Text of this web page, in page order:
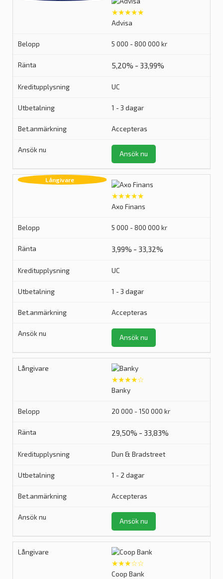
★★★★★
Advisa
5 000 - 800 000 kr
5,20% - 33,99%
UC
1 - 3 dagar
Accepteras
Ansök nu
★★★★★
Axo Finans
5 000 - 800 000 kr
3,99% - 33,32%
UC
1 - 3 dagar
Accepteras
Ansök nu
★★★★☆
Banky
20 000 - 150 000 kr
29,50% - 33,83%
Dun & Bradstreet
1 - 2 dagar
Accepteras
Ansök nu
★★★☆☆
Coop Bank